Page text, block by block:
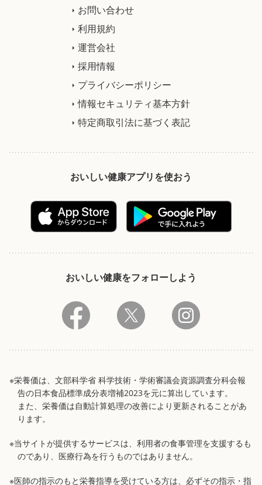
お問い合わせ
利用規約
運営会社
採用情報
プライバシーポリシー
情報セキュリティ基本方針
特定商取引法に基づく表記
おいしい健康アプリを使おう
おいしい健康をフォローしよう
※栄養価は、文部科学省 科学技術・学術審議会資源調査分科会報
告の日本食品標準成分表増補2023を元に算出しています。
また、栄養価は自動計算処理の改善により更新されることがあ
ります。
※当サイトが提供するサービスは、利用者の食事管理を支援するも
のであり、医療行為を行うものではありません。
※医師の指示のもと栄養指導を受けている方は、必ずその指示・指